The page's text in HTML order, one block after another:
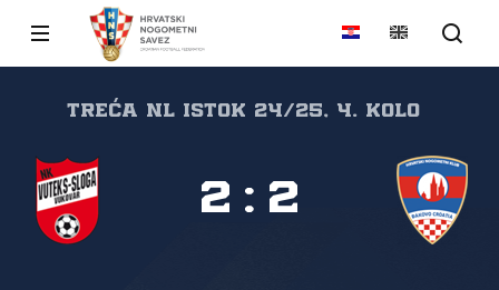
Treća NL Istok 24/25, 4. kolo
2 : 2